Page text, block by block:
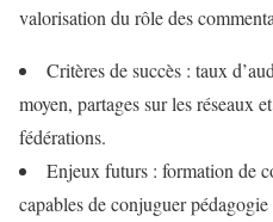
valorisation du rôle des
Critères de succès : taux
moyen, partages sur les réseaux
fédérations.
Enjeux futurs : formation de
capables de conjuguer pédagogie